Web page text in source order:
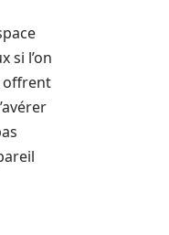
si l’on
offrent